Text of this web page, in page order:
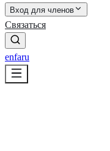
Вход для членов
Связаться
enfaru